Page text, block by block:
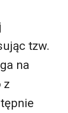
tzw.
na
z